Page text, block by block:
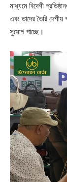
মাধ্যমে বিদেশী
এবং তাদের তৈরি
সুযোগ পাচ্ছে।